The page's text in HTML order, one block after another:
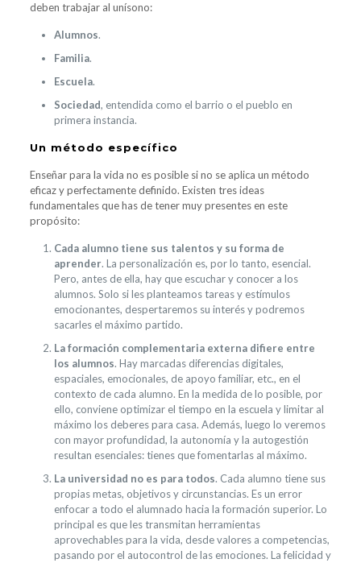
deben trabajar al unísono:
Alumnos.
Familia.
Escuela.
Sociedad, entendida como el barrio o el pueblo en
primera instancia.
Un método específico
Enseñar para la vida no es posible si no se aplica un método
eficaz y perfectamente definido. Existen tres ideas
fundamentales que has de tener muy presentes en este
propósito:
Cada alumno tiene sus talentos y su forma de
aprender. La personalización es, por lo tanto, esencial.
Pero, antes de ella, hay que escuchar y conocer a los
alumnos. Solo si les planteamos tareas y estímulos
emocionantes, despertaremos su interés y podremos
sacarles el máximo partido.
La formación complementaria externa difiere entre
los alumnos. Hay marcadas diferencias digitales,
espaciales, emocionales, de apoyo familiar, etc., en el
contexto de cada alumno. En la medida de lo posible, por
ello, conviene optimizar el tiempo en la escuela y limitar al
máximo los deberes para casa. Además, luego lo veremos
con mayor profundidad, la autonomía y la autogestión
resultan esenciales: tienes que fomentarlas al máximo.
La universidad no es para todos. Cada alumno tiene sus
propias metas, objetivos y circunstancias. Es un error
enfocar a todo el alumnado hacia la formación superior. Lo
principal es que les transmitan herramientas
aprovechables para la vida, desde valores a competencias,
pasando por el autocontrol de las emociones. La felicidad y